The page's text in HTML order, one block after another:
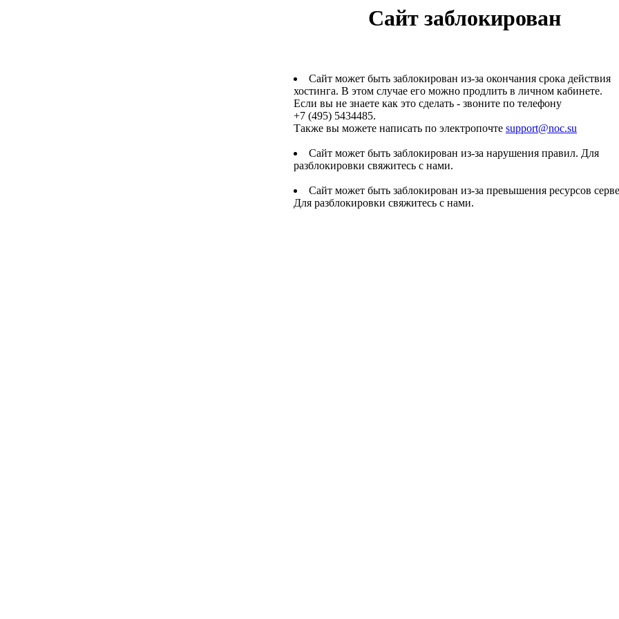
Сайт заблокирован
Сайт может быть заблокирован из-за окончания срока действия
хостинга. В этом случае его можно продлить в личном кабинете.
Если вы не знаете как это сделать - звоните по телефону
+7 (495) 5434485.
Также вы можете написать по электропочте support@noc.su
Сайт может быть заблокирован из-за нарушения правил. Для
разблокировки свяжитесь с нами.
Сайт может быть заблокирован из-за превышения ресурсов
Для разблокировки свяжитесь с нами.